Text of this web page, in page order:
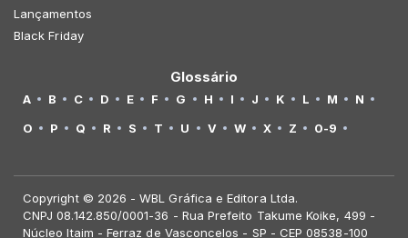
Lançamentos
Black Friday
Glossário
A B C D E F G H I J K L M
N
O
P Q R S T U V W X Z 0-9
Copyright © 2026 - WBL Gráfica e Editora Ltda.
CNPJ 08.142.850/0001-36 - Rua Prefeito Takume Koike, 499 -
Núcleo Itaim - Ferraz de Vasconcelos - SP - CEP 08538-100